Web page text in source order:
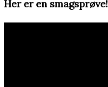
Her er en smagsprøve!